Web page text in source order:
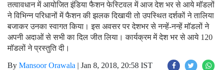
तत्वावधान में आयोजित इंडिया फैशन फेस्टिवल में आज देश भर से आये माॅडलों
ने विभिन्न परिधानों में फैशन की झलक दिखायी तो उपस्थित दर्शकों ने तालिया
बजाकर उनका स्वागत किया। इस अवसर पर देशभर से नन्हें-नन्हें माॅडलों ने
अपनी अदाओं से सभी का दिल जीत लिया। कार्यक्रम में देश भर से आये 120
माॅडलों ने प्रस्तुति दी।
By Mansoor Orawala | Jan 8, 2018, 20:58 IST